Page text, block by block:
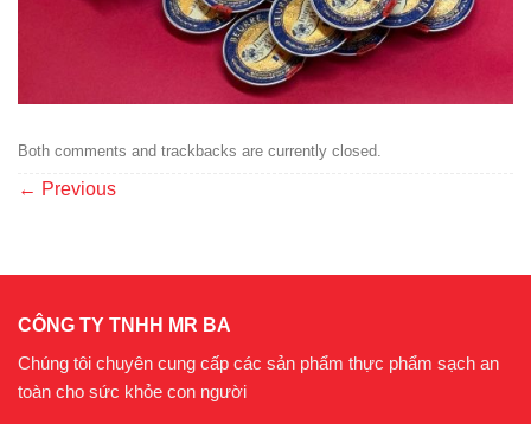
Both comments and trackbacks are currently closed.
← Previous
CÔNG TY TNHH MR BA
Chúng tôi chuyên cung cấp các sản phẩm thực phẩm sạch an
toàn cho sức khỏe con người